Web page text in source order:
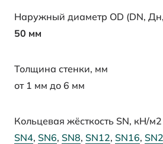
Наружный диаметр OD (DN,
50 мм
Толщина стенки, мм
от 1 мм до 6 мм
Кольцевая жёсткость SN, кН/м2
SN4, SN6, SN8, SN12, SN16,